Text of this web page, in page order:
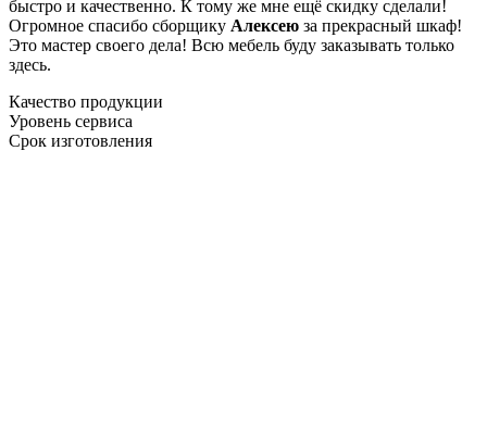
быстро и качественно. К тому же мне ещё скидку сделали!
Огромное спасибо сборщику Алексею за прекрасный шкаф!
Это мастер своего дела! Всю мебель буду заказывать только
здесь.
Качество продукции
Уровень сервиса
Срок изготовления